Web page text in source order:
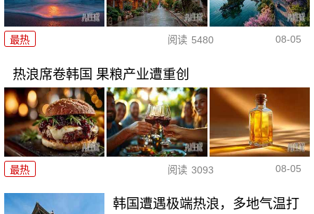
最热 阅读 5480 08-05
热浪席卷韩国 果粮产业遭重创
最热 阅读 3093 08-05
韩国遭遇极端热浪，多地气温打